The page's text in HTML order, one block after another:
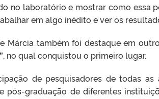
no laboratório e mostrar como essa
em algo inédito e ver os
Márcia também foi destaque em
, no qual conquistou o primeiro lugar.
de pesquisadores de todas
pós-graduação de diferentes